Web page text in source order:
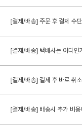
[결제/배송] 주문 후 결제 수
[결제/배송] 택배사는 어디인
[결제/배송] 결제 후 바로 취
[결제/배송] 배송시 추가 비